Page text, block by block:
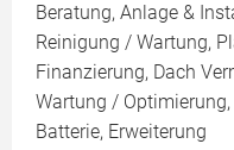
Beratung, Anlage &
Reinigung / Wartung,
Finanzierung, Dach
Wartung /
Batterie, Erweiterung